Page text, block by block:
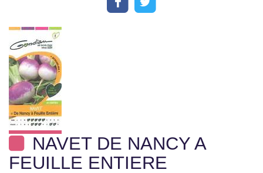
NAVET DE NANCY A
FEUILLE ENTIERE